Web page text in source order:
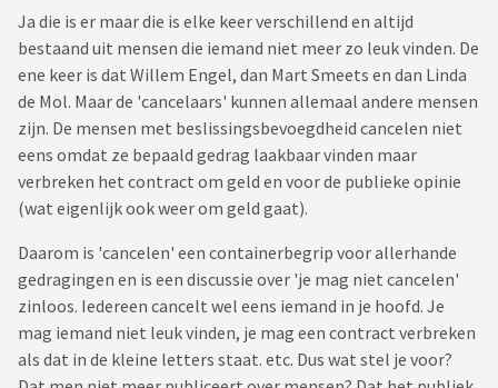
Ja die is er maar die is elke keer verschillend en altijd
bestaand uit mensen die iemand niet meer zo leuk vinden. De
ene keer is dat Willem Engel, dan Mart Smeets en dan Linda
de Mol. Maar de 'cancelaars' kunnen allemaal andere mensen
zijn. De mensen met beslissingsbevoegdheid cancelen niet
eens omdat ze bepaald gedrag laakbaar vinden maar
verbreken het contract om geld en voor de publieke opinie
(wat eigenlijk ook weer om geld gaat).
Daarom is 'cancelen' een containerbegrip voor allerhande
gedragingen en is een discussie over 'je mag niet cancelen'
zinloos. Iedereen cancelt wel eens iemand in je hoofd. Je
mag iemand niet leuk vinden, je mag een contract verbreken
als dat in de kleine letters staat. etc. Dus wat stel je voor?